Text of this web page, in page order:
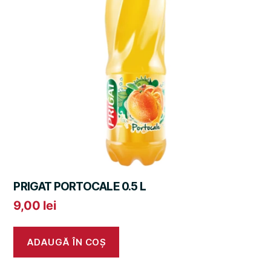
PRIGAT PORTOCALE 0.5 L
9,00 lei
ADAUGĂ ÎN COȘ